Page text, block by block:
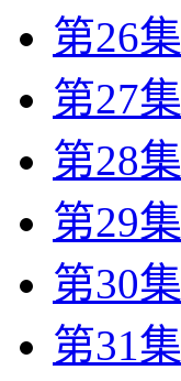
第26集
第27集
第28集
第29集
第30集
第31集